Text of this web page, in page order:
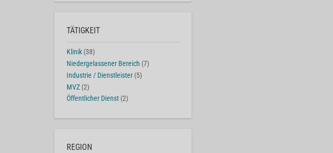
TÄTIGKEIT
Klinik (38)
Niedergelassener Bereich (7)
Industrie / Dienstleister (5)
MVZ (2)
Öffentlicher Dienst (2)
REGION